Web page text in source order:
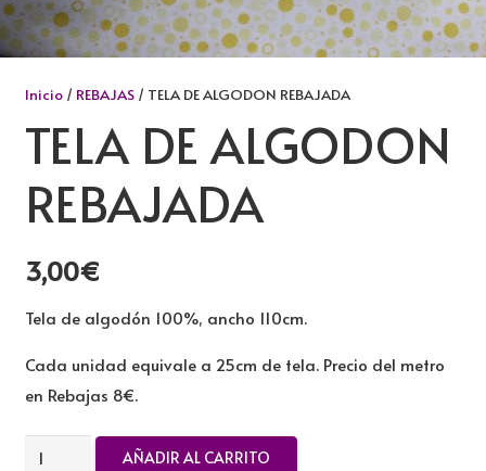
Inicio/ REBAJAS/ TELA DE ALGODON REBAJADA
TELA DE ALGODON
REBAJADA
3,00€
Tela de algodón 100%, ancho 110cm.
Cada unidad equivale a 25cm de tela. Precio del metro
en Rebajas 8€.
TELA
AÑADIR AL CARRITO